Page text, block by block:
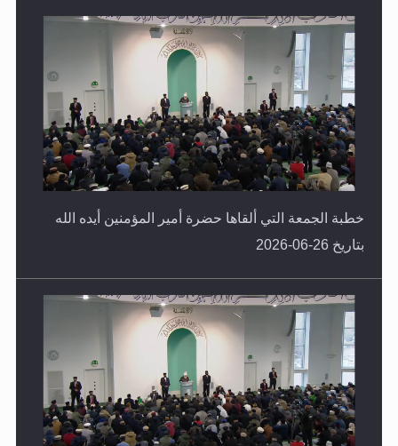
خطبة الجمعة التي ألقاها حضرة أمير المؤمنين أيده الله
بتاريخ 26-06-2026